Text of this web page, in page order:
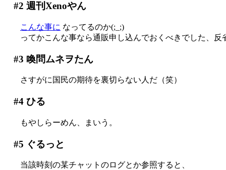
#2 週刊Xenoやん
こんな事に なってるのか(;_;)
ってかこんな事なら通販申し込んでおくべきでした、反
#3 喚問ムネヲたん
さすがに国民の期待を裏切らない人だ（笑）
#4ひる
もやしらーめん、まいう。
#5 ぐるっと
当該時刻の某チャットのログとか参照すると、